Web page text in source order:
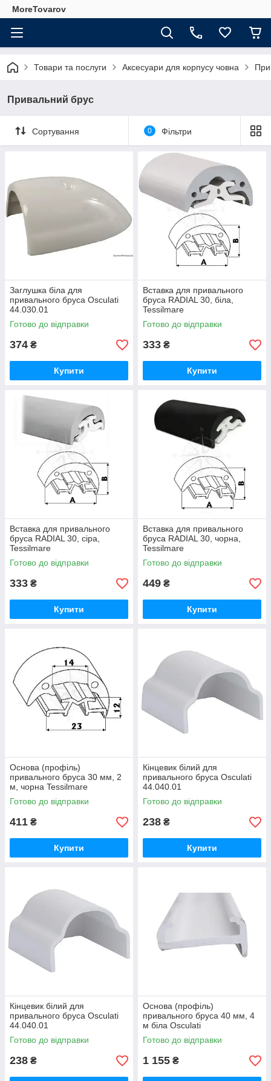
MoreTovarov
Товари та послуги Аксесуари для корпусу човна
Привальний брус
Сортування 0 Фільтри
Заглушка біла для
привального бруса Osculati
44.030.01
Готово до відправки
374 ₴
Купити
Вставка для привального
бруса RADIAL 30, біла,
Tessilmare
Готово до відправки
333 ₴
Купити
Вставка для привального
бруса RADIAL 30, сіра,
Tessilmare
Готово до відправки
333 ₴
Купити
Вставка для привального
бруса RADIAL 30, чорна,
Tessilmare
Готово до відправки
449 ₴
Купити
Основа (профіль)
привального бруса 30 мм, 2
м, чорна Tessilmare
Готово до відправки
411 ₴
Купити
Кінцевик білий для
привального бруса Osculati
44.040.01
Готово до відправки
238 ₴
Купити
Кінцевик білий для
привального бруса Osculati
44.040.01
Готово до відправки
238 ₴
Основа (профіль)
привального бруса 40 мм, 4
м біла Osculati
Готово до відправки
1 155 ₴